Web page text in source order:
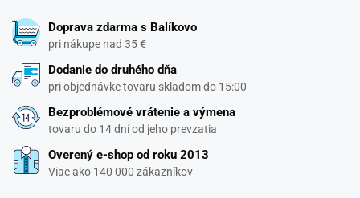
Doprava zdarma s Balíkovo
pri nákupe nad 35 €
Dodanie do druhého dňa
pri objednávke tovaru skladom do 15:00
Bezproblémové vrátenie a výmena
tovaru do 14 dní od jeho prevzatia
Overený e-shop od roku 2013
Viac ako 140 000 zákazníkov